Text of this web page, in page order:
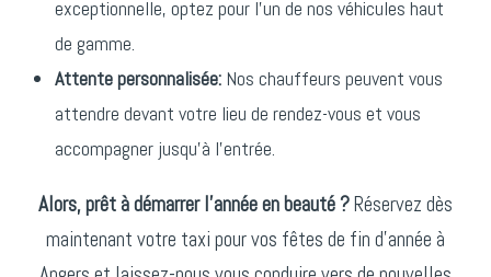
exceptionnelle, optez pour l’un de nos véhicules haut
de gamme.
Attente personnalisée: Nos chauffeurs peuvent vous
attendre devant votre lieu de rendez-vous et vous
accompagner jusqu’à l’entrée.
Alors, prêt à démarrer l’année en beauté ?Réservez dès
maintenant votre taxi pour vos fêtes de fin d’année à